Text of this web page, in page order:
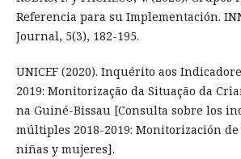
Referencia para su Implementación.
Journal, 5(3), 182-195.
UNICEF (2020). Inquérito aos
2019: Monitorização da Situação da
na Guiné-Bissau [Consulta sobre los
múltiples 2018-2019: Monitorización
niñas y mujeres].